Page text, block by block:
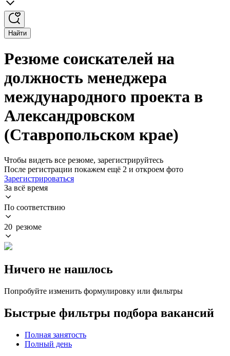
Найти
Резюме соискателей на
должность менеджера
международного проекта в
Александровском
(Ставропольском крае)
Чтобы видеть все резюме, зарегистрируйтесь
После регистрации покажем ещё 2 и откроем фото
Зарегистрироваться
За всё время
По соответствию
20 резюме
Ничего не нашлось
Попробуйте изменить формулировку или фильтры
Быстрые фильтры подбора вакансий
Полная занятость
Полный день